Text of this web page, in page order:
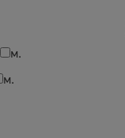
м.
м.